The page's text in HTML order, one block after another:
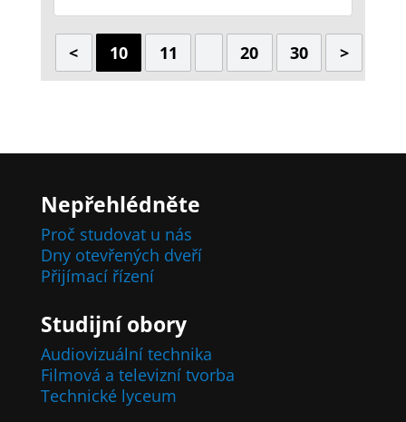
< 10 11 20 30 >
Nepřehlédněte
Proč studovat u nás
Dny otevřených dveří
Přijímací řízení
Studijní obory
Audiovizuální technika
Filmová a televizní tvorba
Technické lyceum